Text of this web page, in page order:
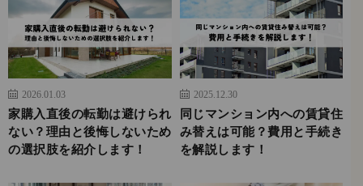
2026.01.03
家購入直後の転勤は避けられ
ない？理由と後悔しないため
の選択肢を紹介します！
2025.12.30
同じマンション内への賃貸住
み替えは可能？費用と手続き
を解説します！